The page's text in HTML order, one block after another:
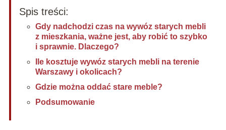
Spis treści:
Gdy nadchodzi czas na wywóz starych mebli
z mieszkania, ważne jest, aby robić to szybko
i sprawnie. Dlaczego?
Ile kosztuje wywóz starych mebli na terenie
Warszawy i okolicach?
Gdzie można oddać stare meble?
Podsumowanie